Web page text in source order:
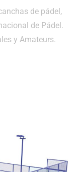
de pádel,
de Pádel.
y Amateurs.